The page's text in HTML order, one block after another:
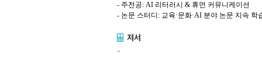
- 주전공: AI 리터러시 & 휴먼 커뮤니케이션
- 논문 스터디 : 교육·문화·AI 분야 논문 지속 학
저서
-